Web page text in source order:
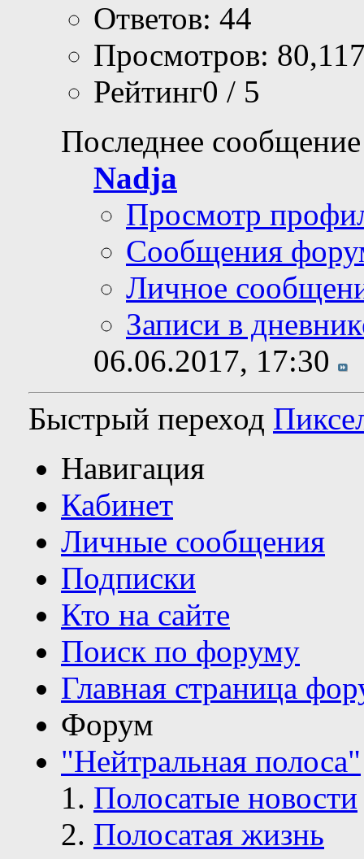
Ответов: 44
Просмотров:
Рейтинг0 / 5
Последнее
Nadja
Просмотр
Сообщения
Личное
Записи в
06.06.2017, 17:30
Быстрый переход
Навигация
Кабинет
Личные сообщения
Подписки
Кто на сайте
Поиск по форуму
Главная страница
Форум
"Нейтральная полоса"
Полосатые новости
Полосатая жизнь